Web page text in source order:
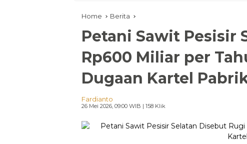
Home Berita
Petani Sawit Pesisir
Rp600 Miliar per
Dugaan Kartel
Fardianto
26 Mei 2026, 09:00 WIB | 158 Klik